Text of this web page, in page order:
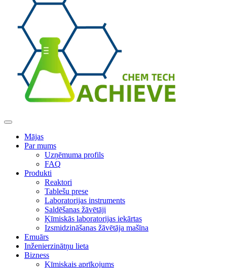
Mājas
Par mums
Uzņēmuma profils
FAQ
Produkti
Reaktori
Tablešu prese
Laboratorijas instruments
Saldēšanas žāvētāji
Ķīmiskās laboratorijas iekārtas
Izsmidzināšanas žāvētāja mašīna
Emuārs
Inženierzinātņu lieta
Bizness
Ķīmiskais aprīkojums